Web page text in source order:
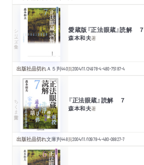
シリーズ・全集 愛蔵版『正法眼蔵』読解 ７
森本和夫著
出版社品切れＡ５判440頁2004/11/24978-4-480-75187-4
ちくま学芸文庫 『正法眼蔵』読解 ７
森本和夫著
出版社品切れ文庫判448頁2004/11/10978-4-480-08827-7